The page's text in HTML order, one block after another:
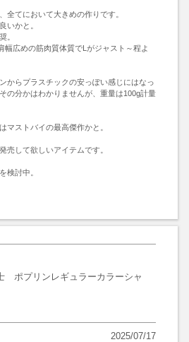
全てにおいて大きめの作りです。
いかと。
。
幅広めの筋肉質体質でLがジャスト～程よ
からプラスチックの安っぽい感じにはなっ
の分かはわかりませんが、重量は100g計量
マストバイの最高傑作かと。
売して欲しいアイテムです。
検討中。
ポプリンレギュラーカラーシャ
2025/07/17